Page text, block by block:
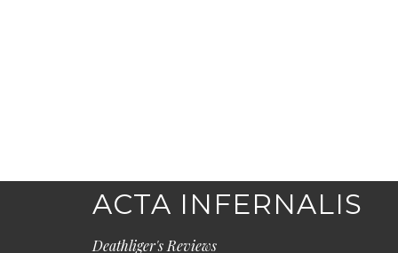
ACTA INFERNALIS
Deathliger's Reviews